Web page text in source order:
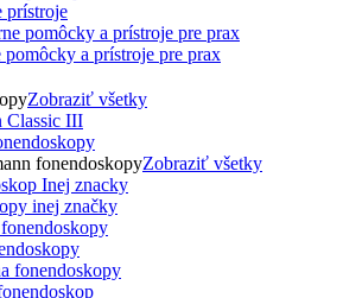
prístroje
pomôcky a prístroje pre prax
Zobraziť všetky
fonendoskopyZobraziť všetky
inej značky